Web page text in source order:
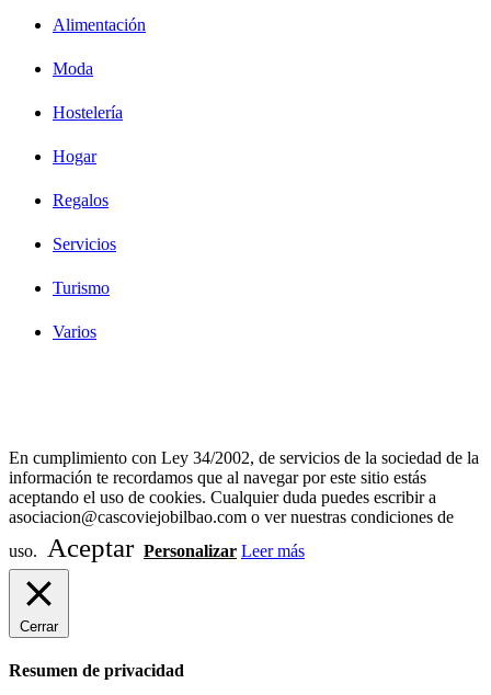
Alimentación
Moda
Hostelería
Hogar
Regalos
Servicios
Turismo
Varios
En cumplimiento con Ley 34/2002, de servicios de la sociedad de la
información te recordamos que al navegar por este sitio estás
aceptando el uso de cookies. Cualquier duda puedes escribir a
asociacion@cascoviejobilbao.com o ver nuestras condiciones de
uso.
Aceptar Personalizar Leer más
Cerrar
Resumen de privacidad